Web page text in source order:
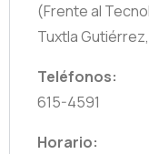
(Frente al
Tuxtla
Teléfonos:
615-4591
Horario: